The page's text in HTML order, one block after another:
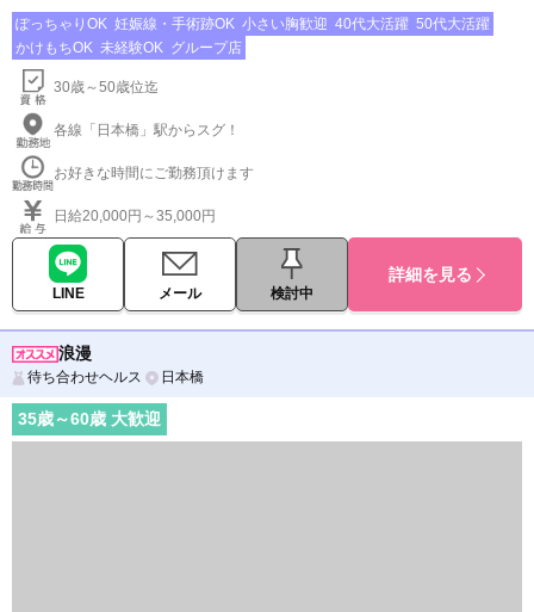
ぽっちゃりOK 妊娠線・手術跡OK 小さい胸歓迎 40代大活躍 50代大活躍
かけもちOK 未経験OK グループ店
30歳～50歳位迄
各線「日本橋」駅からスグ！
お好きな時間にご勤務頂けます
日給20,000円～35,000円
LINE メール 検討中
詳細を見る
浪漫
待ち合わせヘルス 日本橋
35歳～60歳 大歓迎